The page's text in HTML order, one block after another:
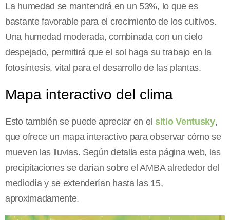
La humedad se mantendrá en un 53%, lo que es
bastante favorable para el crecimiento de los cultivos.
Una humedad moderada, combinada con un cielo
despejado, permitirá que el sol haga su trabajo en la
fotosíntesis, vital para el desarrollo de las plantas.
Mapa interactivo del clima
Esto también se puede apreciar en el sitio Ventusky,
que ofrece un mapa interactivo para observar cómo se
mueven las lluvias. Según detalla esta página web, las
precipitaciones se darían sobre el AMBA alrededor del
mediodía y se extenderían hasta las 15,
aproximadamente.